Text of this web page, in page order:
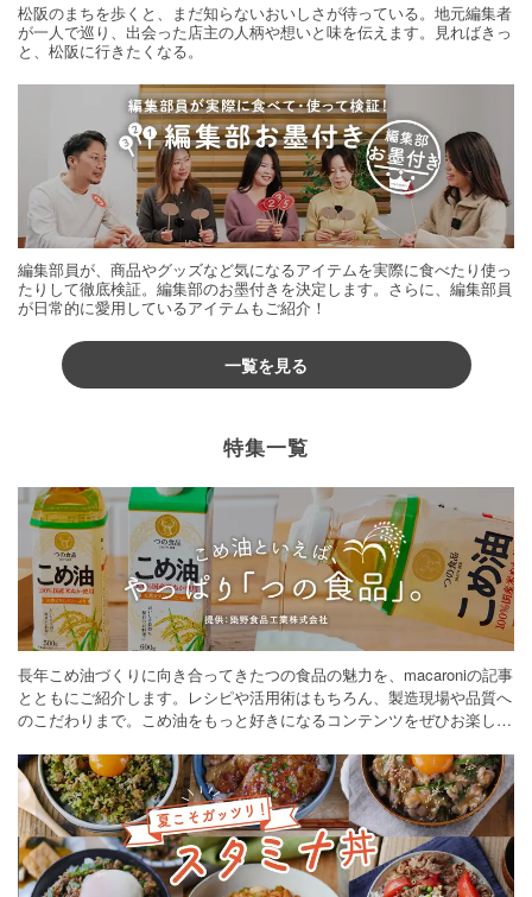
松阪のまちを歩くと、まだ知らないおいしさが待っている。地元編集者
が一人で巡り、出会った店主の人柄や想いと味を伝えます。見ればきっ
と、松阪に行きたくなる。
編集部員が、商品やグッズなど気になるアイテムを実際に食べたり使っ
たりして徹底検証。編集部のお墨付きを決定します。さらに、編集部員
が日常的に愛用しているアイテムもご紹介！
一覧を見る
特集一覧
長年こめ油づくりに向き合ってきたつの食品の魅力を、macaroniの記事
とともにご紹介します。レシピや活用術はもちろん、製造現場や品質へ
のこだわりまで。こめ油をもっと好きになるコンテンツをぜひお楽しみ